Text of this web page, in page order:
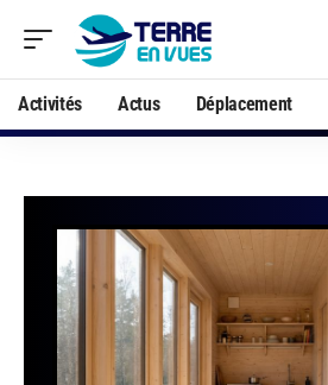
Activités Actus Déplacement